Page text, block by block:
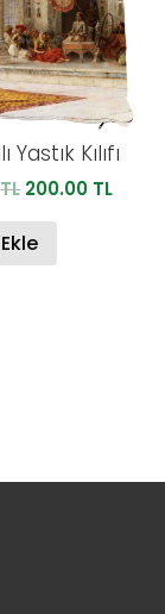
Kılıfı
TL Orijinal
350.00 TL.
200.00 TLŞu